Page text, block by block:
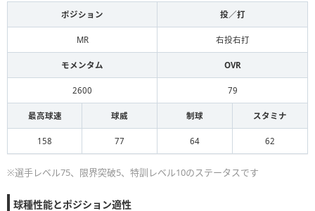
ポジション 投／打
MR 右投右打
モメンタム OVR
2600 79
最高球速 球威 制球 スタミナ
158 77 64 62
※選手レベル75、限界突破5、特訓レベル10のステータスです
球種性能とポジション適性